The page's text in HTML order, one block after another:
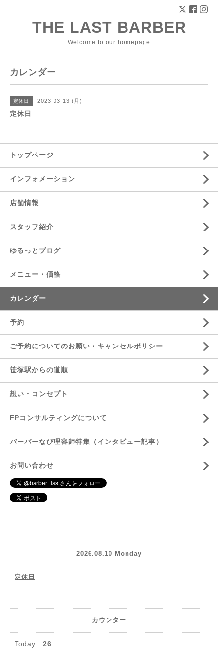
THE LAST BARBER
Welcome to our homepage
カレンダー
定休日 2023-03-13 (月)
定休日
トップページ
インフォメーション
店舗情報
スタッフ紹介
ゆるっとブログ
メニュー・価格
カレンダー
予約
ご予約についてのお願い・キャンセルポリシー
笹塚駅からの道順
想い・コンセプト
FPコンサルティングについて
バーバーなび理容師特集（インタビュー記事）
お問い合わせ
2026.08.10 Monday
定休日
カウンター
Today : 26